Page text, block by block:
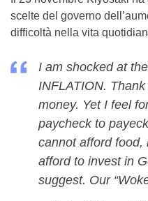
scelte del governo
difficoltà nella vita
I am shocked at
INFLATION.
money. Yet I feel
paycheck to
cannot afford food,
afford to invest in
suggest. Our